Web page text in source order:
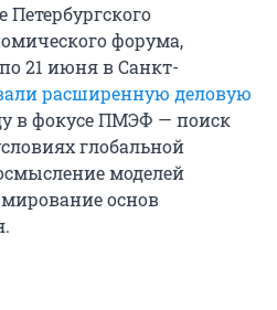
форума,
21 июня в Санкт-
расширенную деловую
в фокусе ПМЭФ — поиск
глобальной
моделей
основ